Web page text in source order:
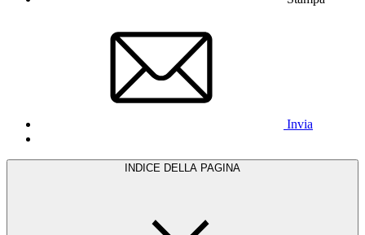
Invia
INDICE DELLA PAGINA